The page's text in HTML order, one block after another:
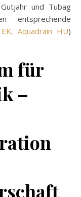
und Tubag
entsprechende
Aquadrain HU)
für
–